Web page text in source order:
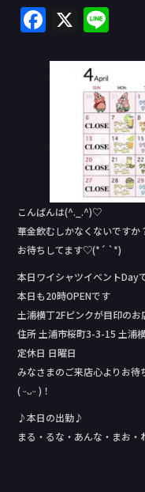
F
c
k
X
e
こんばんは(^._.^)♡
華金飲むしかなくないですか
お待ちしてます♡(*´ `*)
本日ワイシャツイベントDay‬
本日も20時OPENです
土浦横丁2Fピンクが目印のお
住所 土浦市桜町3-3-15 土浦
定休日 日曜日
みなさまのご来店心よりお待
( ᵕᴗᵕ )！
♪本日の出勤♪
まる・るな・あんな・まお・